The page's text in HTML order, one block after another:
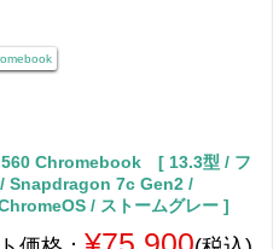
560 Chromebook [ 13.3型 / フ
Snapdragon 7c Gen2 /
/ ストームグレー ]